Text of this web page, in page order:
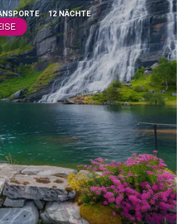
12 NÄCHTE